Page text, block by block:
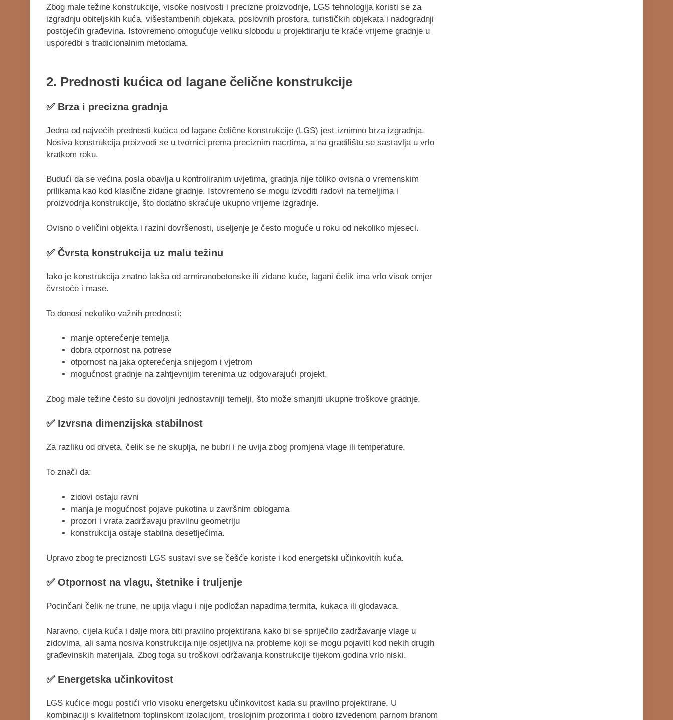
Zbog male težine konstrukcije, visoke nosivosti i precizne proizvodnje, LGS tehnologija koristi se za
izgradnju obiteljskih kuća, višestambenih objekata, poslovnih prostora, turističkih objekata i nadogradnji
postojećih građevina. Istovremeno omogućuje veliku slobodu u projektiranju te kraće vrijeme gradnje u
usporedbi s tradicionalnim metodama.
2. Prednosti kućica od lagane čelične konstrukcije
✅ Brza i precizna gradnja
Jedna od najvećih prednosti kućica od lagane čelične konstrukcije (LGS) jest iznimno brza izgradnja.
Nosiva konstrukcija proizvodi se u tvornici prema preciznim nacrtima, a na gradilištu se sastavlja u vrlo
kratkom roku.
Budući da se većina posla obavlja u kontroliranim uvjetima, gradnja nije toliko ovisna o vremenskim
prilikama kao kod klasične zidane gradnje. Istovremeno se mogu izvoditi radovi na temeljima i
proizvodnja konstrukcije, što dodatno skraćuje ukupno vrijeme izgradnje.
Ovisno o veličini objekta i razini dovršenosti, useljenje je često moguće u roku od nekoliko mjeseci.
✅ Čvrsta konstrukcija uz malu težinu
Iako je konstrukcija znatno lakša od armiranobetonske ili zidane kuće, lagani čelik ima vrlo visok omjer
čvrstoće i mase.
To donosi nekoliko važnih prednosti:
manje opterećenje temelja
dobra otpornost na potrese
otpornost na jaka opterećenja snijegom i vjetrom
mogućnost gradnje na zahtjevnijim terenima uz odgovarajući projekt.
Zbog male težine često su dovoljni jednostavniji temelji, što može smanjiti ukupne troškove gradnje.
✅ Izvrsna dimenzijska stabilnost
Za razliku od drveta, čelik se ne skuplja, ne bubri i ne uvija zbog promjena vlage ili temperature.
To znači da:
zidovi ostaju ravni
manja je mogućnost pojave pukotina u završnim oblogama
prozori i vrata zadržavaju pravilnu geometriju
konstrukcija ostaje stabilna desetljećima.
Upravo zbog te preciznosti LGS sustavi sve se češće koriste i kod energetski učinkovitih kuća.
✅ Otpornost na vlagu, štetnike i truljenje
Pocinčani čelik ne trune, ne upija vlagu i nije podložan napadima termita, kukaca ili glodavaca.
Naravno, cijela kuća i dalje mora biti pravilno projektirana kako bi se spriječilo zadržavanje vlage u
zidovima, ali sama nosiva konstrukcija nije osjetljiva na probleme koji se mogu pojaviti kod nekih drugih
građevinskih materijala. Zbog toga su troškovi održavanja konstrukcije tijekom godina vrlo niski.
✅ Energetska učinkovitost
LGS kućice mogu postići vrlo visoku energetsku učinkovitost kada su pravilno projektirane. U
kombinaciji s kvalitetnom toplinskom izolacijom, troslojnim prozorima i dobro izvedenom parnom branom